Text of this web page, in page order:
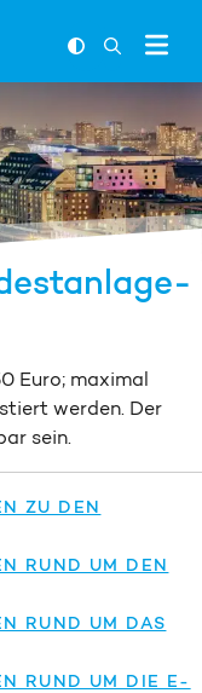
Euro; maximal
werden. Der
sein.
ZU DEN
RUND UM DEN
RUND UM DAS
RUND UM DIE E-